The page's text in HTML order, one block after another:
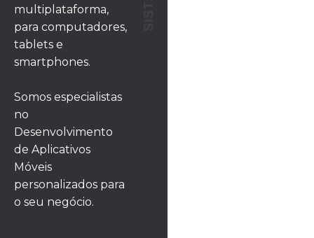
multiplataforma,
para computadores,
tablets e
smartphones.
Somos especialistas
no
Desenvolvimento
de Aplicativos
Móveis
personalizados para
o seu negócio.